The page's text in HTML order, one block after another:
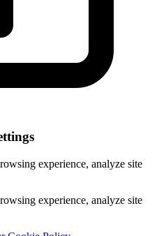
experience, analyze site
experience, analyze site